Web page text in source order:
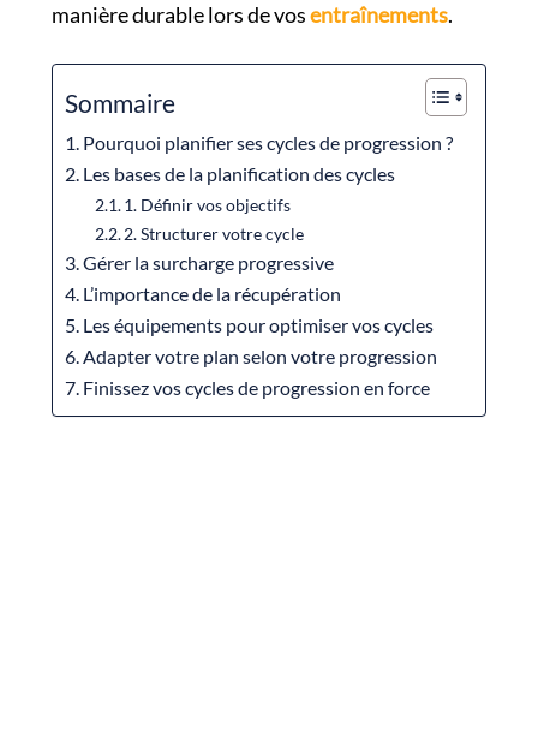
manière durable lors de vosentraînements.
Sommaire
Pourquoi planifier ses cycles de progression ?
Les bases de la planification des cycles
1. Définir vos objectifs
2. Structurer votre cycle
Gérer la surcharge progressive
L’importance de la récupération
Les équipements pour optimiser vos cycles
Adapter votre plan selon votre progression
Finissez vos cycles de progression en force